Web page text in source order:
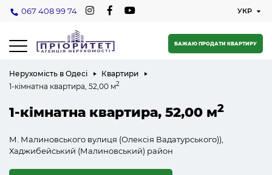
067 408 99 74
БАЖАЮ ПРОДАТИ КВАРТИРУ
Нерухомість в Одесі
Квартири
1-кімнатна квартира, 52,00 м2
1-кімнатна квартира, 52,00 м2
М. Малиновського вулиця (Олексія Вадатурського)),
Хаджибейський (Малиновський) район